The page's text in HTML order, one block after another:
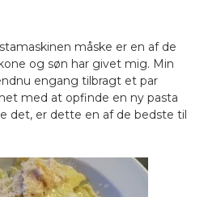
måske er en af de
og søn har givet mig. Min
engang tilbragt et par
med at opfinde en ny pasta
det, er dette en af de bedste til